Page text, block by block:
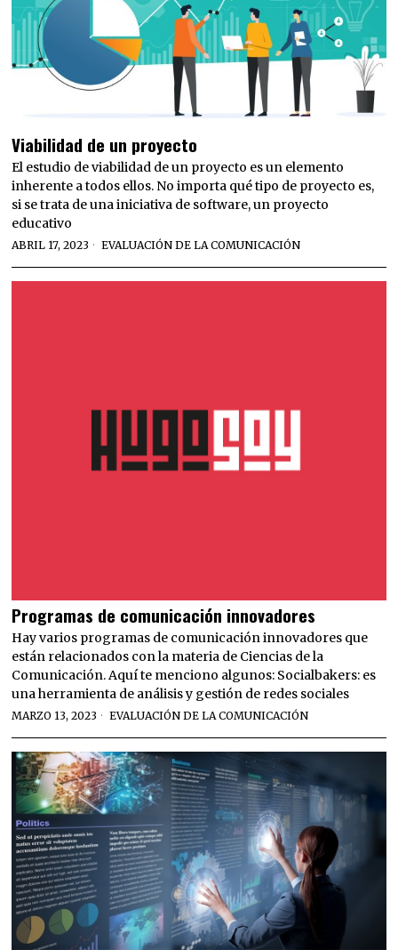
Viabilidad de un proyecto
El estudio de viabilidad de un proyecto es un elemento
inherente a todos ellos. No importa qué tipo de proyecto es,
si se trata de una iniciativa de software, un proyecto
educativo
ABRIL 17, 2023 EVALUACIÓN DE LA COMUNICACIÓN
Programas de comunicación innovadores
Hay varios programas de comunicación innovadores que
están relacionados con la materia de Ciencias de la
Comunicación. Aquí te menciono algunos: Socialbakers: es
una herramienta de análisis y gestión de redes sociales
MARZO 13, 2023 EVALUACIÓN DE LA COMUNICACIÓN